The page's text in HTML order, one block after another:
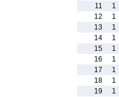
11
1
12
1
13
1
14
1
15
1
16
1
17
1
18
1
19
1